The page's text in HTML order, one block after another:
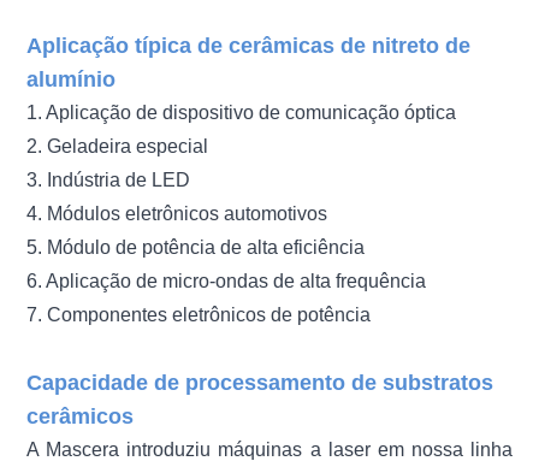
Aplicação típica de cerâmicas de nitreto de
alumínio
1. Aplicação de dispositivo de comunicação óptica
2. Geladeira especial
3. Indústria de LED
4. Módulos eletrônicos automotivos
5. Módulo de potência de alta eficiência
6. Aplicação de micro-ondas de alta frequência
7. Componentes eletrônicos de potência
Capacidade de processamento de substratos
cerâmicos
A Mascera introduziu máquinas a laser em nossa linha